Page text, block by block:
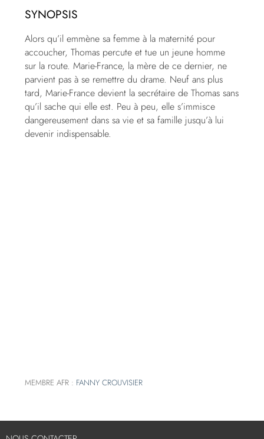
SYNOPSIS
Alors qu’il emmène sa femme à la maternité pour
accoucher, Thomas percute et tue un jeune homme
sur la route. Marie-France, la mère de ce dernier, ne
parvient pas à se remettre du drame. Neuf ans plus
tard, Marie-France devient la secrétaire de Thomas sans
qu’il sache qui elle est. Peu à peu, elle s’immisce
dangereusement dans sa vie et sa famille jusqu’à lui
devenir indispensable.
MEMBRE AFR : FANNY CROUVISIER